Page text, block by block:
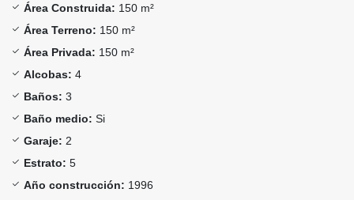
Área Construida: 150 m²
Área Terreno: 150 m²
Área Privada: 150 m²
Alcobas: 4
Baños: 3
Baño medio: Si
Garaje: 2
Estrato: 5
Año construcción: 1996